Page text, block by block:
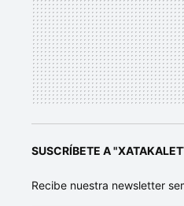
SUSCRÍBETE A
Recibe nuestra newsletter